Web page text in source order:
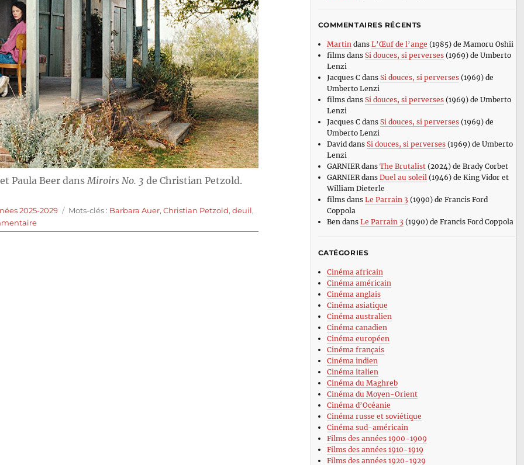
Paula Beer dans Miroirs No. 3 de Christian Petzold.
2025-2029 Étiquettes
Mots-clés : Barbara Auer,Christian Petzold,deuil,
sur
Miroirs
COMMENTAIRES RÉCENTS
Martin dans L’Œuf de l’ange (1985) de Mamoru Oshii
filmsdans Si douces, si perverses(1969) de Umberto
Lenzi
Jacques Cdans Si douces, si perverses(1969) de
Umberto Lenzi
filmsdans Si douces, si perverses(1969) de Umberto
Lenzi
Jacques Cdans Si douces, si perverses(1969) de
Umberto Lenzi
David dans Si douces, si perverses(1969) de Umberto
Lenzi
GARNIERdans The Brutalist(2024) de Brady Corbet
GARNIERdans Duel au soleil (1946) de King Vidor et
William Dieterle
filmsdans Le Parrain 3 (1990) de Francis Ford
Coppola
Ben dans Le Parrain 3 (1990) de Francis Ford Coppola
CATÉGORIES
Cinéma africain
Cinéma américain
Cinéma anglais
Cinéma asiatique
Cinéma australien
Cinéma canadien
Cinéma européen
Cinéma français
Cinéma indien
Cinéma italien
Cinéma du Maghreb
Cinéma du Moyen-Orient
Cinéma d’Océanie
Cinéma russe et soviétique
Cinéma sud-américain
Films des années 1900-1909
Films des années 1910-1919
Films des années 1920-1929